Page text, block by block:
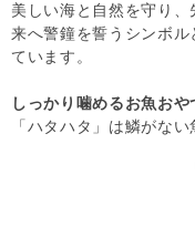
いただけます。）
美しい海と自然を守り
来へ警鐘を誓うシンボ
ています。
しっかり噛めるお魚おや
「ハタハタ」は鱗がな
与えてください。噛め